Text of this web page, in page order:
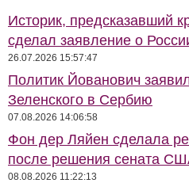
Историк, предсказавший
сделал заявление о
26.07.2026 15:57:47
Политик Йованович
Зеленского в Сербию
07.08.2026 14:06:58
Фон дер Ляйен сделала
после решения сената
08.08.2026 11:22:13